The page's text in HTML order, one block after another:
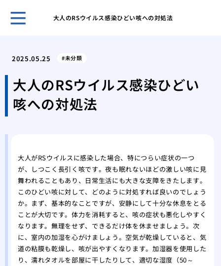
大人のRSウイルス感染ひどい咳への対処法
こ
私
家
2025.05.25 未分類
大人のRSウイルス感染ひどい
咳への対処法
大人がRSウイルスに感染した場合、特につらい症状の一つ
が、しつこく長引く咳です。夜も眠れないほどの激しい咳に見
舞われることもあり、日常生活にも大きな支障をきたします。
このひどい咳に対して、どのように対処すれば良いのでしょう
か。まず、基本的なことですが、安静にして十分な休息をとる
ことが大切です。体力を消耗すると、咳の症状も悪化しやすく
なります。無理をせず、できるだけ体を休ませましょう。次
に、室内の加湿を心がけましょう。空気が乾燥していると、気
道の粘膜も乾燥し、咳が出やすくなります。加湿器を使用した
り、濡れタオルを部屋に干したりして、適切な湿度（50～